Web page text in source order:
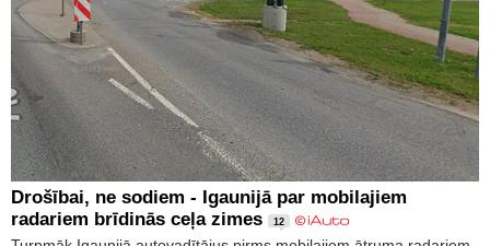
Drošībai, ne sodiem - Igaunijā par mobilajiem
radariem brīdinās ceļa zimes
12